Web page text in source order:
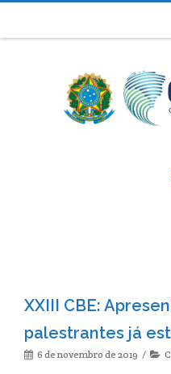
XXIII CBE:
palestrantes já
6 de novembro de 2019